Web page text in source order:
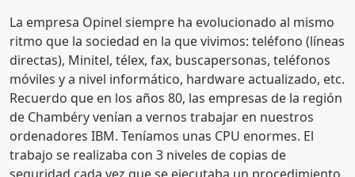
La empresa Opinel siempre ha evolucionado al mismo
ritmo que la sociedad en la que vivimos: teléfono (líneas
directas), Minitel, télex, fax, buscapersonas, teléfonos
móviles y a nivel informático, hardware actualizado, etc.
Recuerdo que en los años 80, las empresas de la región
de Chambéry venían a vernos trabajar en nuestros
ordenadores IBM. Teníamos unas CPU enormes. El
trabajo se realizaba con 3 niveles de copias de